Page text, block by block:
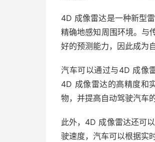
4D 成像雷达是一种新型
精确地感知周围环境。与
好的预测能力，因此成为
汽车可以通过与4D 成像
4D 成像雷达的高精度和
物，并提高自动驾驶汽车
此外，4D 成像雷达还可
驶速度，汽车可以根据实